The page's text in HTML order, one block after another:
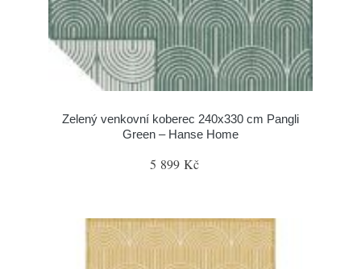
Zelený venkovní koberec 240x330 cm Pangli
Green – Hanse Home
5 899 Kč